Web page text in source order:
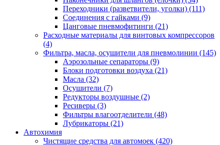
Переходники (разветвители, уголки) (111)
Соединения с гайками (9)
Цанговые пневмофитинги (21)
Расходные материалы для винтовых компрессоров
(4)
Фильтра, масла, осушители для пневмолинии (145)
Аэрозольные сепараторы (9)
Блоки подготовки воздуха (21)
Масла (32)
Осушители (7)
Редукторы воздушные (2)
Ресиверы (3)
Фильтры влагоотделители (48)
Лубрикаторы (21)
Автохимия
Чистящие средства для автомоек (420)